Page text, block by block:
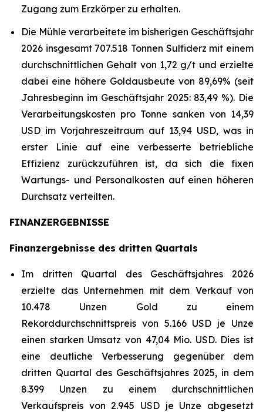
Zugang zum Erzkörper zu erhalten.
Die Mühle verarbeitete im bisherigen Geschäftsjahr
2026 insgesamt 707.518 Tonnen Sulfiderz mit einem
durchschnittlichen Gehalt von 1,72 g/t und erzielte
dabei eine höhere Goldausbeute von 89,69% (seit
Jahresbeginn im Geschäftsjahr 2025: 83,49 %). Die
Verarbeitungskosten pro Tonne sanken von 14,39
USD im Vorjahreszeitraum auf 13,94 USD, was in
erster Linie auf eine verbesserte betriebliche
Effizienz zurückzuführen ist, da sich die fixen
Wartungs- und Personalkosten auf einen höheren
Durchsatz verteilten.
FINANZERGEBNISSE
Finanzergebnisse des dritten Quartals
Im dritten Quartal des Geschäftsjahres 2026
erzielte das Unternehmen mit dem Verkauf von
10.478 Unzen Gold zu einem
Rekorddurchschnittspreis von 5.166 USD je Unze
einen starken Umsatz von 47,04 Mio. USD. Dies ist
eine deutliche Verbesserung gegenüber dem
dritten Quartal des Geschäftsjahres 2025, in dem
8.399 Unzen zu einem durchschnittlichen
Verkaufspreis von 2.945 USD je Unze abgesetzt